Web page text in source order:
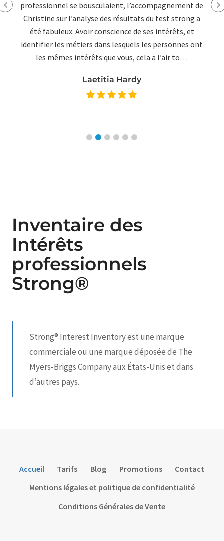
professionnel se bousculaient, l’accompagnement de
Christine sur l’analyse des résultats du test strong a
été fabuleux. Avoir conscience de ses intérêts, et
identifier les métiers dans lesquels les personnes ont
les mêmes intérêts que vous, cela a l’air to…
Laetitia Hardy
Inventaire des
Intérêts
professionnels
Strong®
Strong® Interest Inventory est une marque
commerciale ou une marque déposée de The
Myers-Briggs Company aux États-Unis et dans
d’autres pays.
Accueil Tarifs Blog Promotions
Contact
Mentions légales et politique de confidentialité
Conditions Générales de Vente